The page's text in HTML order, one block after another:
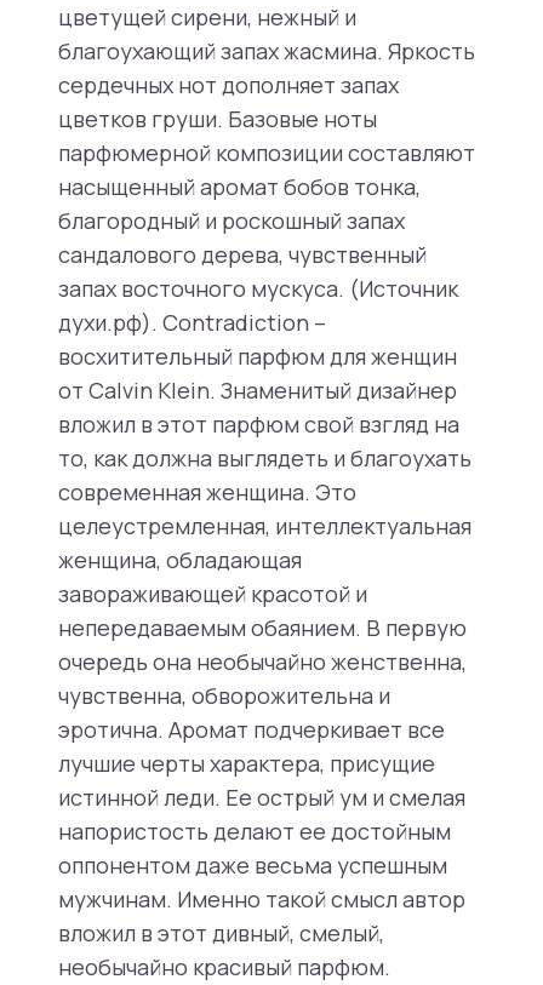
цветущей сирени, нежный и
благоухающий запах жасмина. Яркость
сердечных нот дополняет запах
цветков груши. Базовые ноты
парфюмерной композиции составляют
насыщенный аромат бобов тонка,
благородный и роскошный запах
сандалового дерева, чувственный
запах восточного мускуса. (Источник
духи.рф). Contradiction –
восхитительный парфюм для женщин
от Calvin Klein. Знаменитый дизайнер
вложил в этот парфюм свой взгляд на
то, как должна выглядеть и благоухать
современная женщина. Это
целеустремленная, интеллектуальная
женщина, обладающая
завораживающей красотой и
непередаваемым обаянием. В первую
очередь она необычайно женственна,
чувственна, обворожительна и
эротична. Аромат подчеркивает все
лучшие черты характера, присущие
истинной леди. Ее острый ум и смелая
напористость делают ее достойным
оппонентом даже весьма успешным
мужчинам. Именно такой смысл автор
вложил в этот дивный, смелый,
необычайно красивый парфюм.